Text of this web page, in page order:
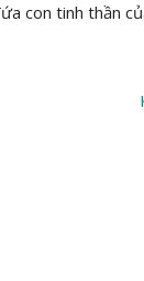
con tinh thần